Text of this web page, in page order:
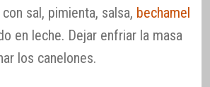
sal, pimienta, salsa, bechamel
en leche. Dejar enfriar la masa
los canelones.